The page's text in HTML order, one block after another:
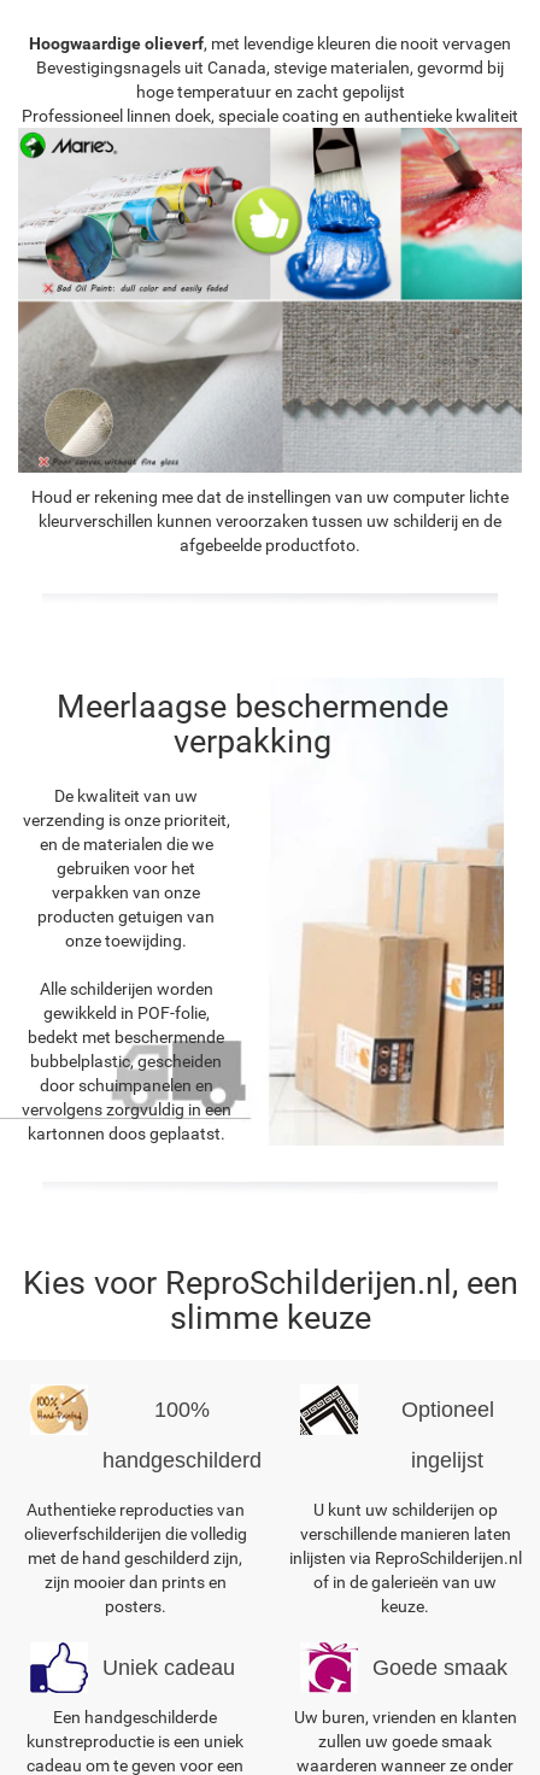
Hoogwaardige olieverf, met levendige kleuren die nooit vervagen
Bevestigingsnagels uit Canada, stevige materialen, gevormd bij
hoge temperatuur en zacht gepolijst
Professioneel linnen doek, speciale coating en authentieke kwaliteit
Houd er rekening mee dat de instellingen van uw computer lichte
kleurverschillen kunnen veroorzaken tussen uw schilderij en de
afgebeelde productfoto.
Meerlaagse beschermende
verpakking
De kwaliteit van uw
verzending is onze prioriteit,
en de materialen die we
gebruiken voor het
verpakken van onze
producten getuigen van
onze toewijding.
Alle schilderijen worden
gewikkeld in POF-folie,
bedekt met beschermende
bubbelplastic, gescheiden
door schuimpanelen en
vervolgens zorgvuldig in een
kartonnen doos geplaatst.
Kies voor ReproSchilderijen.nl, een
slimme keuze
100%
handgeschilderd
Authentieke reproducties van
olieverfschilderijen die volledig
met de hand geschilderd zijn,
zijn mooier dan prints en
posters.
Optioneel
ingelijst
U kunt uw schilderijen op
verschillende manieren laten
inlijsten via ReproSchilderijen.nl
of in de galerieën van uw
keuze.
Uniek cadeau
Een handgeschilderde
kunstreproductie is een uniek
cadeau om te geven voor een
Goede smaak
Uw buren, vrienden en klanten
zullen uw goede smaak
waarderen wanneer ze onder